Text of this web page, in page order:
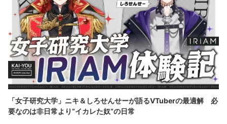
「女子研究大学」ニキ＆しろせんせーが語るVTuberの最適解 必
要なのは非日常より“イカレた奴”の日常